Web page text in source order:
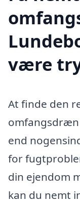
være
At finde den
end
for
din ejendom
kan du nemt